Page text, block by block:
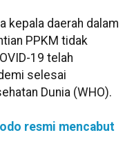
kepala daerah dalam
PPKM tidak
19 telah
selesai
Dunia (WHO).
resmi mencabut